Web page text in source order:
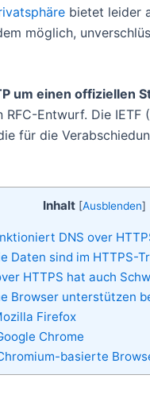
bietet leider
möglich,
um einen offiziellen
Entwurf. Die IETF
für die
Inhalt [Ausblenden]
DNS over
Daten sind im HTTPS-
HTTPS hat auch
Browser unterstützen
Firefox
Chrome
basierte